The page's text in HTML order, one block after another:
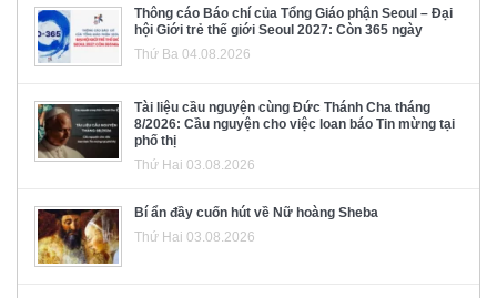
Thông cáo Báo chí của Tổng Giáo phận Seoul – Đại
hội Giới trẻ thế giới Seoul 2027: Còn 365 ngày
Thứ Ba 04.08.2026
Tài liệu cầu nguyện cùng Đức Thánh Cha tháng
8/2026: Cầu nguyện cho việc loan báo Tin mừng tại
phố thị
Thứ Hai 03.08.2026
Bí ẩn đầy cuốn hút về Nữ hoàng Sheba
Thứ Hai 03.08.2026